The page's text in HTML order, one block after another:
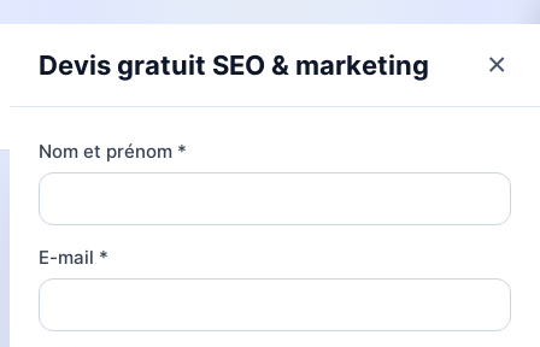
Audit SEO chez MKH, la méthode
humaine qui traque chaque détail
Publié le
Devis gratuit SEO & marketing ×
Nom et prénom *
E-mail *